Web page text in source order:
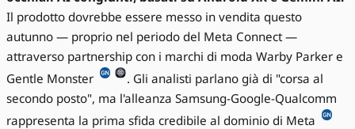
Il prodotto dovrebbe essere messo in vendita questo
autunno — proprio nel periodo del Meta Connect —
attraverso partnership con i marchi di moda Warby Parker e
Gentle Monster
. Gli analisti parlano già di "corsa al
secondo posto", ma l'alleanza Samsung-Google-Qualcomm
rappresenta la prima sfida credibile al dominio di Meta